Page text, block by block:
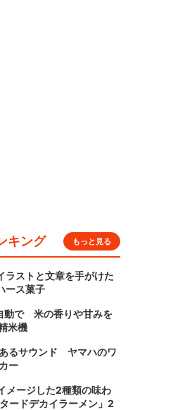
キング もっと見る
ラストと文章を手がけた
ース菓子
動で 米の香りや甘みを
米機
あるサウンド ヤマハのワ
ー
メージした2種類の味わ
ードデカイラーメン」2